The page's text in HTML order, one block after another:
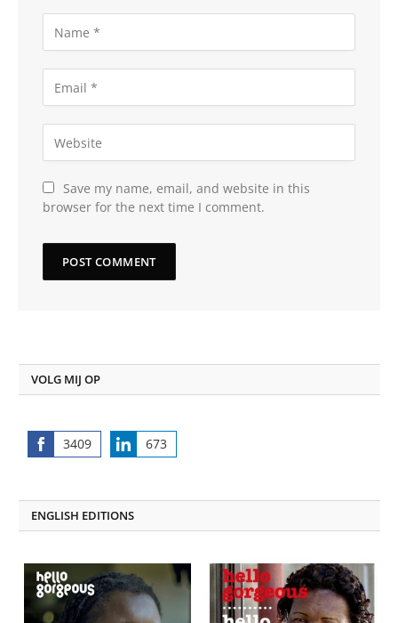
Save my name, email, and website in this
browser for the next time I comment.
VOLG MIJ OP
3409
Share
673
Share
ENGLISH EDITIONS